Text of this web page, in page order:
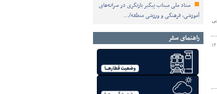
ستاد ملی میناب پیگیر بازنگری در سرانه‌های
آموزشی، فرهنگی و ورزشی منطقه/…
راهنمای سفر
در برخی